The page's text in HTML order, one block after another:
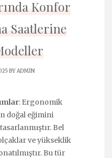
Konfor
Saatlerine
BYADMIN
: Ergonomik
doğal eğimini
Bel
ve yükseklik
Bu tür